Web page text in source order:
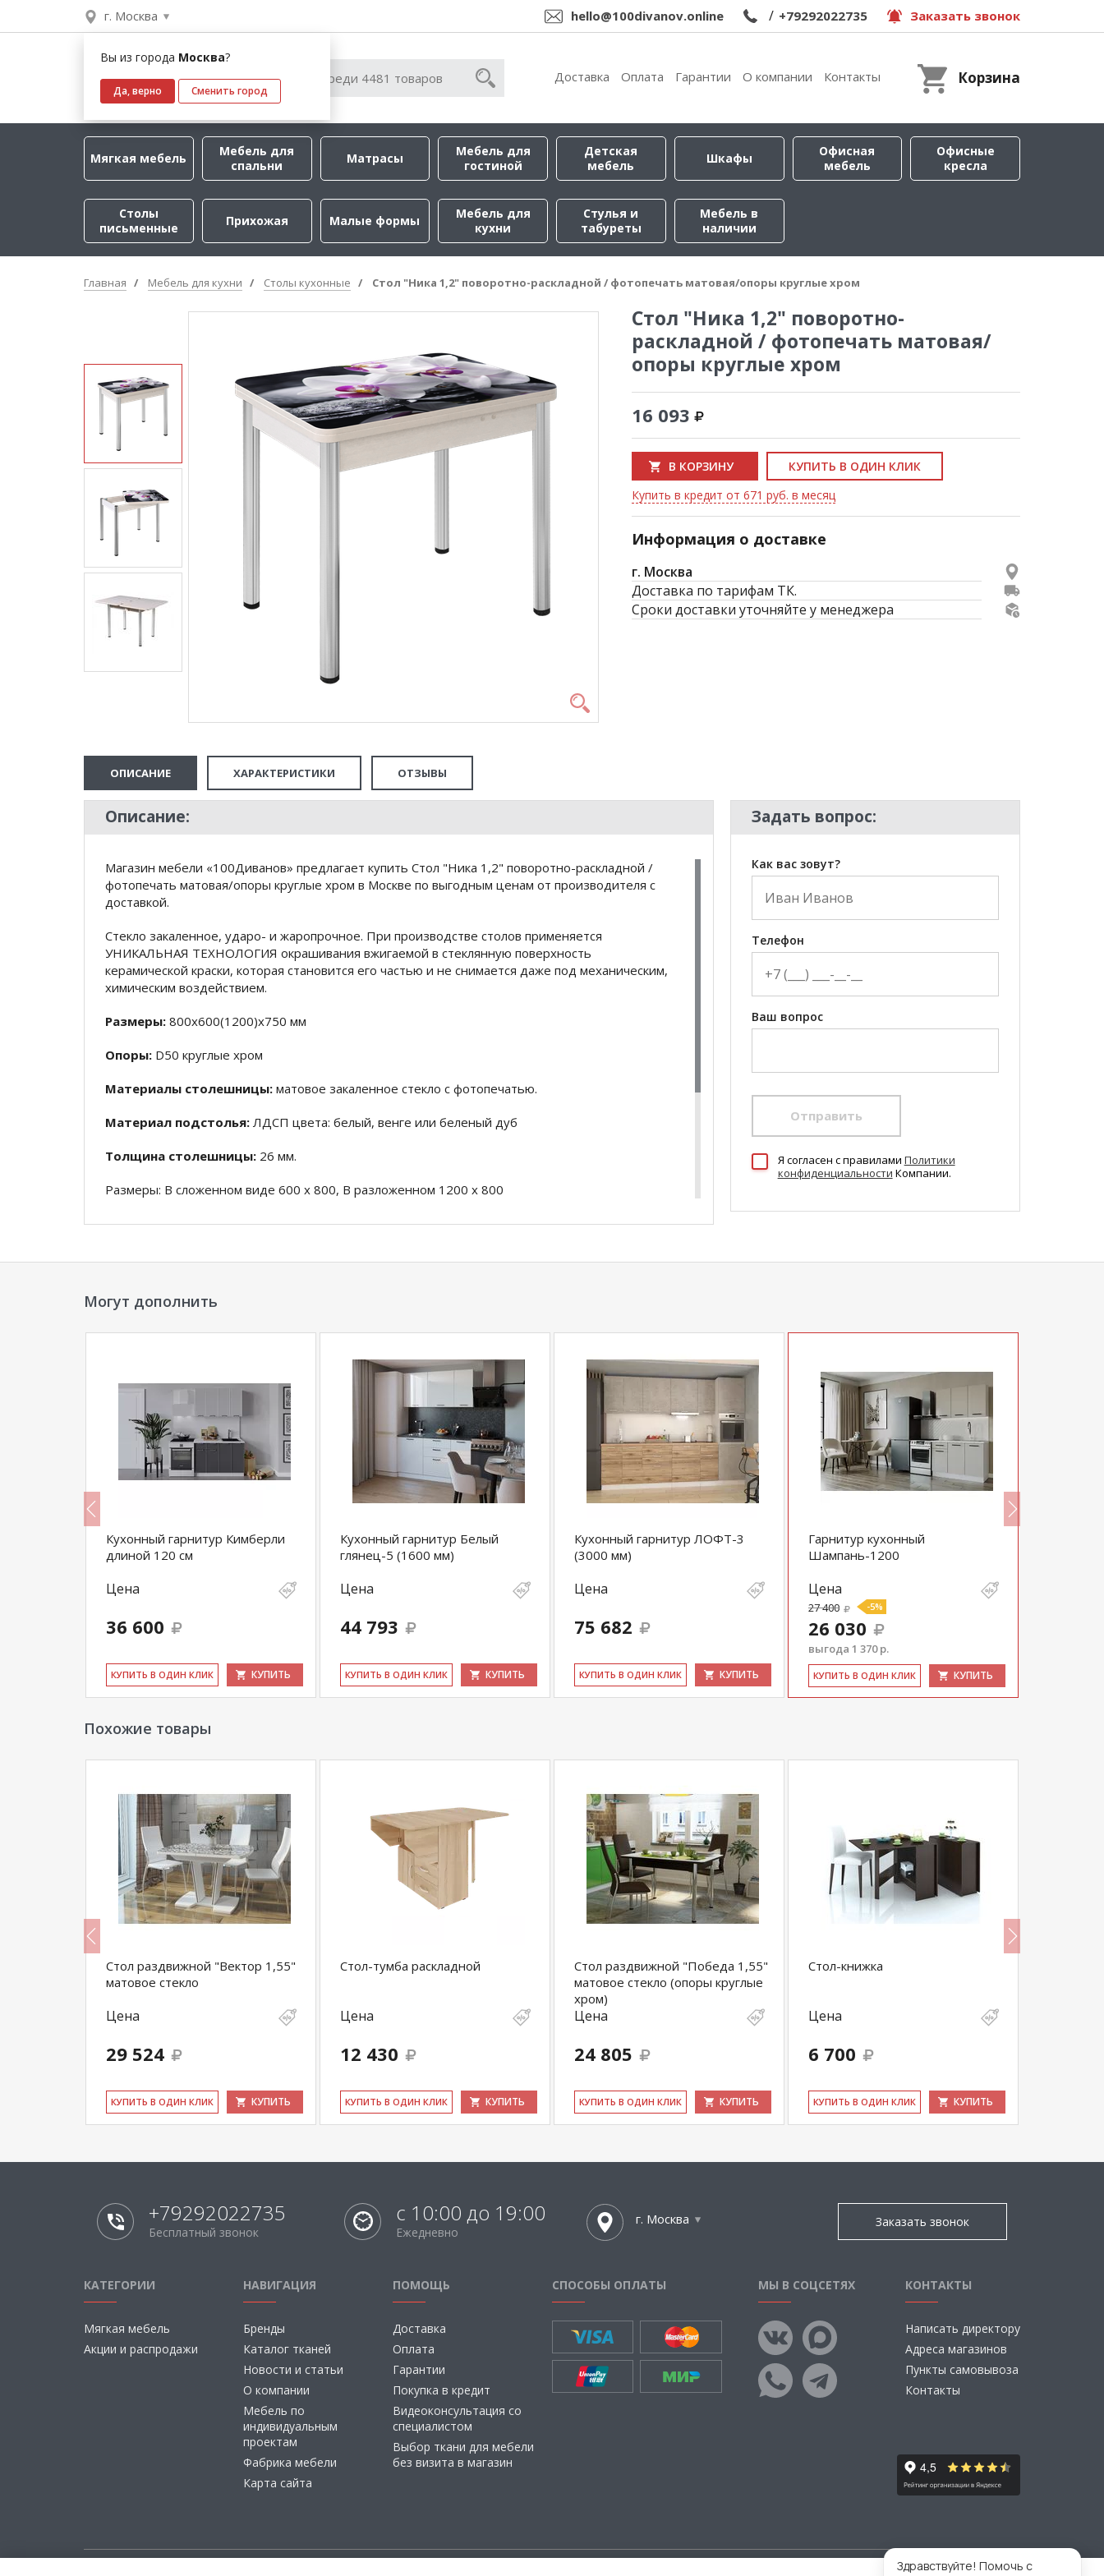
г. Москва
Вы из города Москва?
Да, верно Сменить город
hello@100divanov.online / +79292022735 Заказать звонок
Доставка Оплата Гарантии О компании Контакты Корзина
Мягкая мебель
Мебель для
спальни
Матрасы
Мебель для
гостиной
Детская
мебель
Шкафы
Офисная
мебель
Офисные
кресла
Столы
письменные
Прихожая Малые формы
Мебель для
кухни
Стулья и
табуреты
Мебель в
наличии
Главная Мебель для кухни Столы кухонные Стол "Ника 1,2" поворотно-раскладной / фотопечать матовая/опоры круглые хром
Стол "Ника 1,2" поворотно-
раскладной / фотопечать матовая/
опоры круглые хром
16 093
В КОРЗИНУ
КУПИТЬ В ОДИН КЛИК
Купить в кредит от 671 руб. в месяц
Информация о доставке
г. Москва
Доставка по тарифам ТК.
Сроки доставки уточняйте у менеджера
ОПИСАНИЕ ХАРАКТЕРИСТИКИ ОТЗЫВЫ
Описание:
Магазин мебели «100Диванов» предлагает купить Стол "Ника 1,2" поворотно-раскладной /
фотопечать матовая/опоры круглые хром в Москве по выгодным ценам от производителя с
доставкой.
Стекло закаленное, ударо- и жаропрочное. При производстве столов применяется
УНИКАЛЬНАЯ ТЕХНОЛОГИЯ окрашивания вжигаемой в стеклянную поверхность
керамической краски, которая становится его частью и не снимается даже под механическим,
химическим воздействием.
Размеры: 800х600(1200)х750 мм
Опоры: D50 круглые хром
Материалы столешницы: матовое закаленное стекло с фотопечатью.
Материал подстолья: ЛДСП цвета: белый, венге или беленый дуб
Толщина столешницы: 26 мм.
Размеры: В сложенном виде 600 x 800, В разложенном 1200 x 800
фотопечать матовая/опоры круглые хромуточняйте у нашего менеджера по телефону
**Цены на официальном сайте
Задать вопрос:
Как вас зовут?
Телефон
Ваш вопрос
Отправить
Я согласен c правилами Политики
конфиденциальности Компании.
Могут дополнить
Кухонный гарнитур Кимберли
длиной 120 см
Цена
36 600
КУ­ПИТЬ В ОДИН КЛИК КУПИТЬ
Кухонный гарнитур Белый
глянец-5 (1600 мм)
Цена
44 793
КУ­ПИТЬ В ОДИН КЛИК КУПИТЬ
Кухонный гарнитур ЛОФТ-3
(3000 мм)
Цена
75 682
КУ­ПИТЬ В ОДИН КЛИК КУПИТЬ
Гарнитур кухонный
Шампань-1200
Цена
27 400 -5%
26 030
выгода 1 370 р.
КУ­ПИТЬ В ОДИН КЛИК КУПИТЬ
Похожие товары
Стол раздвижной "Вектор 1,55"
матовое стекло
Цена
29 524
КУ­ПИТЬ В ОДИН КЛИК КУПИТЬ
Стол-тумба раскладной
Цена
12 430
КУ­ПИТЬ В ОДИН КЛИК КУПИТЬ
Стол раздвижной "Победа 1,55"
матовое стекло (опоры круглые
хром)
Цена
24 805
КУ­ПИТЬ В ОДИН КЛИК КУПИТЬ
Стол-книжка
Цена
6 700
КУ­ПИТЬ В ОДИН КЛИК КУПИТЬ
+79292022735
Бесплатный звонок
с 10:00 до 19:00
Ежедневно
г. Москва Заказать звонок
КАТЕГОРИИ
Мягкая мебель
Акции и распродажи
НАВИГАЦИЯ
Бренды
Каталог тканей
Новости и статьи
О компании
Мебель по
индивидуальным
проектам
Фабрика мебели
Карта сайта
ПОМОЩЬ
Доставка
Оплата
Гарантии
Покупка в кредит
Видеоконсультация со
специалистом
Выбор ткани для мебели
без визита в магазин
СПОСОБЫ ОПЛАТЫ МЫ В СОЦСЕТЯХ КОНТАКТЫ
Написать директору
Адреса магазинов
Пункты самовывоза
Контакты
Здравствуйте! Помочь с